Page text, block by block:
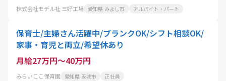
株式会社モデル社 三好工場 愛知県 みよし市 アルバイト・パート
保育士/主婦さん活躍中/ブランクOK/シフト相談OK/
家事・育児と両立/希望休あり
月給27万円～40万円
みらいここ保育園 愛知県 安城市 正社員